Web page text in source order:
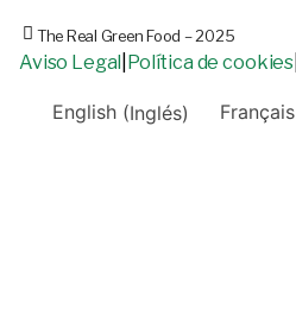
The Real Green Food – 2025
Aviso Legal Política de cookies
English(Inglés) Français